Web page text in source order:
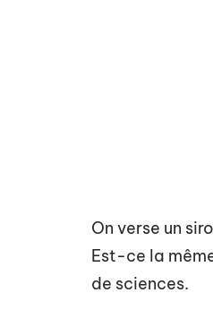
On verse un
Est-ce la
de sciences.